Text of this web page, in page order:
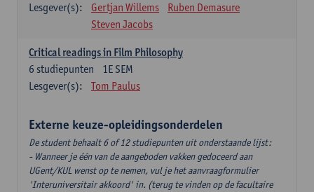
Lesgever(s):
Gertjan Willems
Ruben Demasure
Steven Jacobs
Critical readings in Film Philosophy
1E SEM
6 studiepunten
Lesgever(s):
Tom Paulus
Externe keuze-opleidingsonderdelen
De student behaalt 6 of 12 studiepunten uit onderstaande lijst:
- Wanneer je één van de aangeboden vakken gedoceerd aan
UGent/KUL wenst op te nemen, vul je het aanvraagformulier
'Interuniversitair akkoord' in. (terug te vinden op de facultaire